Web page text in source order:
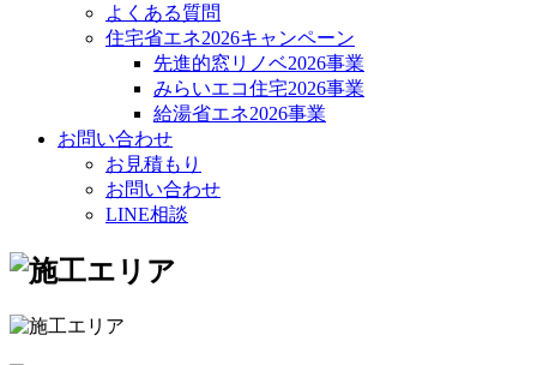
よくある質問
住宅省エネ2026キャンペーン
先進的窓リノベ2026事業
みらいエコ住宅2026事業
給湯省エネ2026事業
お問い合わせ
お見積もり
お問い合わせ
LINE相談